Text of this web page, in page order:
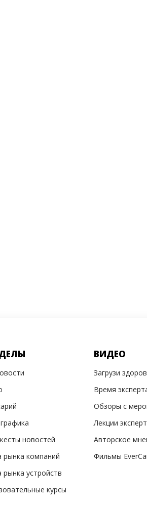
новостей
рынка компаний
рынка устройств
курсы
ВИДЕО
Загрузи
Время
Обзоры с
Лекции
Авторское
Фильмы